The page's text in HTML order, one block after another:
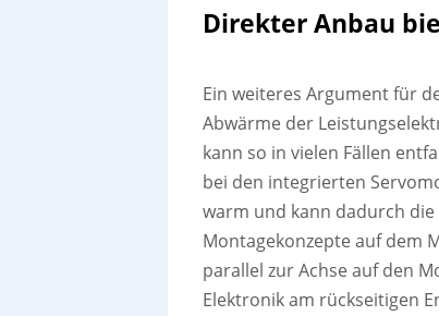
Direkter Anbau
Ein weiteres Argument für
Abwärme der
kann so in vielen Fällen
bei den integrierten
warm und kann dadurch
Montagekonzepte auf dem
parallel zur Achse auf den
Elektronik am rückseitigen